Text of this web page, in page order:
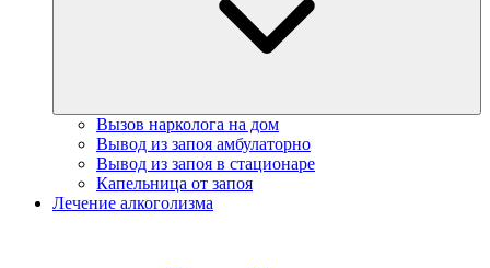
Вызов нарколога на дом
Вывод из запоя амбулаторно
Вывод из запоя в стационаре
Капельница от запоя
Лечение алкоголизма